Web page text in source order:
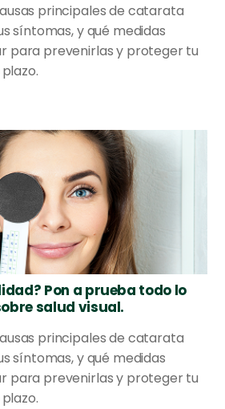
principales de catarata
síntomas, y qué medidas
para prevenirlas y proteger tu
Pon a prueba todo lo
salud visual.
principales de catarata
síntomas, y qué medidas
para prevenirlas y proteger tu